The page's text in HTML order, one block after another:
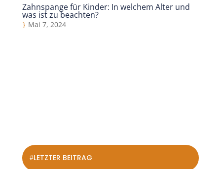
Zahnspange für Kinder: In welchem Alter und
was ist zu beachten?
Mai 7, 2024
#LETZTER BEITRAG